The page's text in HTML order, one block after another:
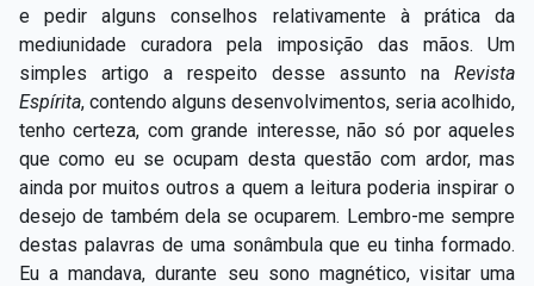
e pedir alguns conselhos relativamente à prática da
mediunidade curadora pela imposição das mãos. Um
simples artigo a respeito desse assunto na Revista
Espírita, contendo alguns desenvolvimentos, seria acolhido,
tenho certeza, com grande interesse, não só por aqueles
que como eu se ocupam desta questão com ardor, mas
ainda por muitos outros a quem a leitura poderia inspirar o
desejo de também dela se ocuparem. Lembro-me sempre
destas palavras de uma sonâmbula que eu tinha formado.
Eu a mandava, durante seu sono magnético, visitar uma